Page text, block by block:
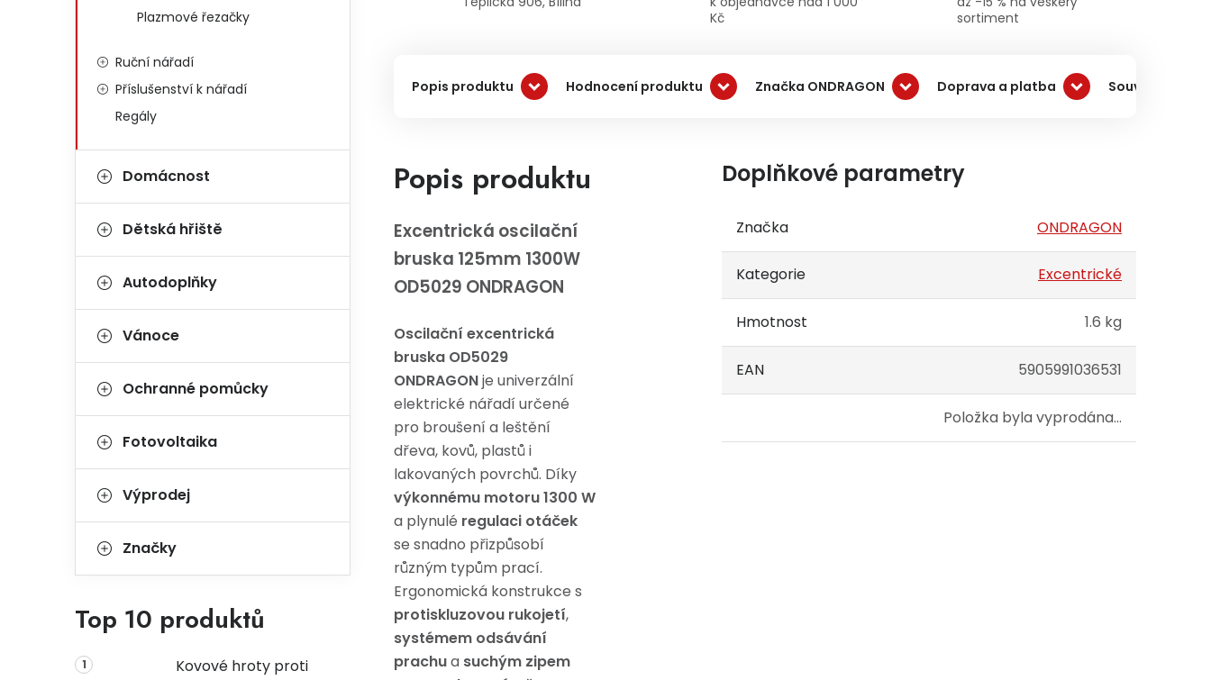
Plazmové řezačky
Ruční nářadí
Příslušenství k nářadí
Regály
Domácnost
Dětská hřiště
Autodoplňky
Vánoce
Ochranné pomůcky
Fotovoltaika
Výprodej
Značky
Top 10 produktů
Kovové hroty proti
Kč
sortiment
Popis produktu Hodnocení produktu Značka ONDRAGON Doprava a platba Související
Popis produktu
Excentrická oscilační
bruska 125mm 1300W
OD5029 ONDRAGON
Oscilační excentrická
bruska OD5029
ONDRAGONje univerzální
elektrické nářadí určené
pro broušení a leštění
dřeva, kovů, plastů i
lakovaných povrchů. Díky
výkonnému motoru 1300 W
a plynulé regulaci otáček
se snadno přizpůsobí
různým typům prací.
Ergonomická konstrukce s
protiskluzovou rukojetí,
systémem odsávání
prachua suchým zipem
Doplňkové parametry
Značka ONDRAGON
Kategorie Excentrické
Hmotnost 1.6 kg
EAN 5905991036531
Položka byla vyprodána…